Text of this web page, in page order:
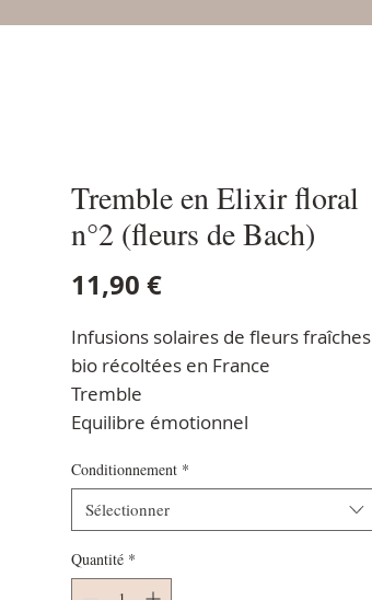
Tremble en Elixir floral
n°2 (fleurs de Bach)
11,90 €Prix
Infusions solaires de fleurs fraîches
bio récoltées en France
Tremble
Equilibre émotionnel
Conditionnement *
Sélectionner
Quantité *